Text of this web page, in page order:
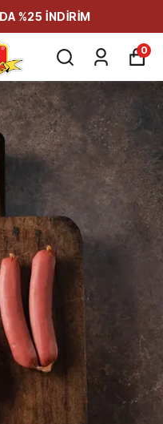
%25 İNDİRİM
0